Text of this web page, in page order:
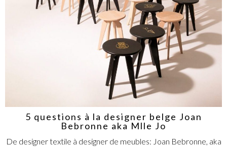
5 questions à la designer belge Joan
Bebronne aka Mlle Jo
De designer textile à designer de meubles: Joan Bebronne, aka